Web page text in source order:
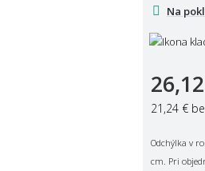
Na
21,24 €
Odchýlka v
cm. Pri